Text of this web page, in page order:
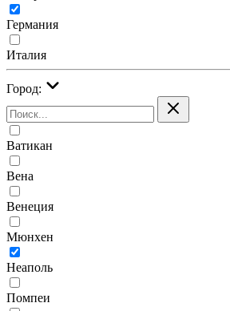
Германия
Италия
Город:
Ватикан
Вена
Венеция
Мюнхен
Неаполь
Помпеи